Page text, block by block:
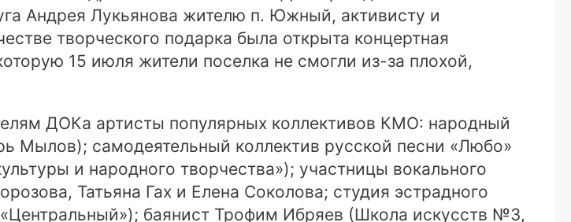
Андрея Лукьянова жителю п. Южный, активисту и
творческого подарка была открыта концертная
15 июля жители поселка не смогли из-за плохой,
ДОКа артисты популярных коллективов КМО: народный
Мылов); самодеятельный коллектив русской песни «Любо»
и народного творчества»); участницы вокального
Татьяна Гах и Елена Соколова; студия эстрадного
баянист Трофим Ибряев (Школа искусств №3,